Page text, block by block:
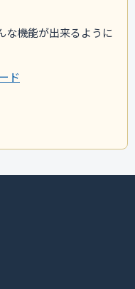
な機能が出来るように
ド